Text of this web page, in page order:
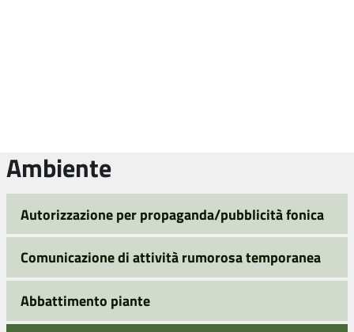
Ambiente
Autorizzazione per propaganda/pubblicità fonica
Comunicazione di attività rumorosa temporanea
Abbattimento piante